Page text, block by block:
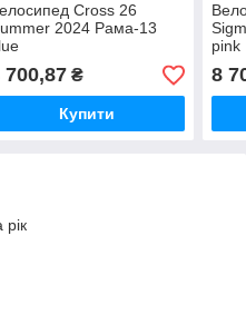
Cross 26
2024 Рама-13
700,87₴
Купити
pink
8
рік